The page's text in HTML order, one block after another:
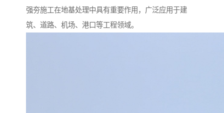
强夯施工在地基处理中具有重要作用，广泛应用于建
筑、道路、机场、港口等工程领域。